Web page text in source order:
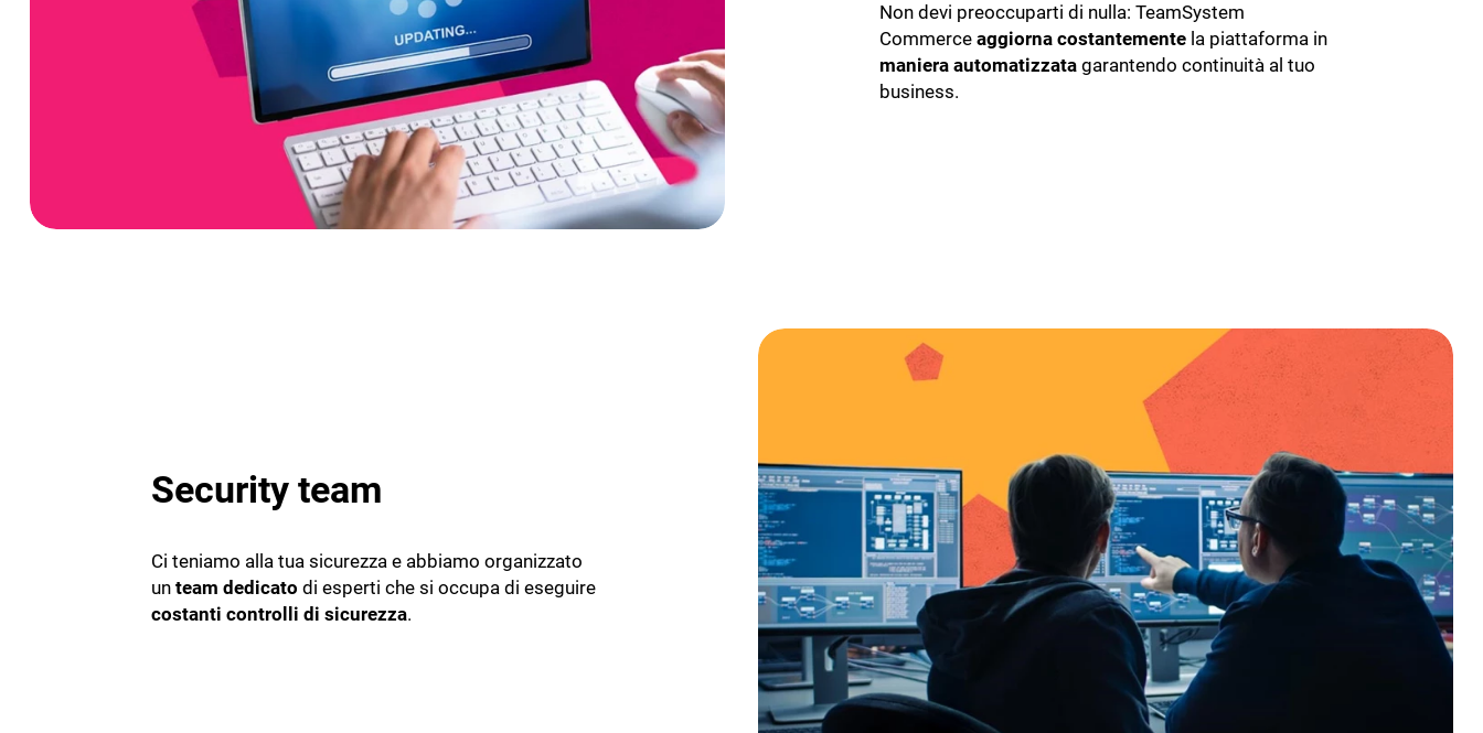
Non devi preoccuparti di nulla: TeamSystem
Commerce aggiorna costantemente la piattaforma in
maniera automatizzata garantendo continuità al tuo
business.
Security team
Ci teniamo alla tua sicurezza e abbiamo organizzato
un team dedicato di esperti che si occupa di eseguire
costanti controlli di sicurezza.